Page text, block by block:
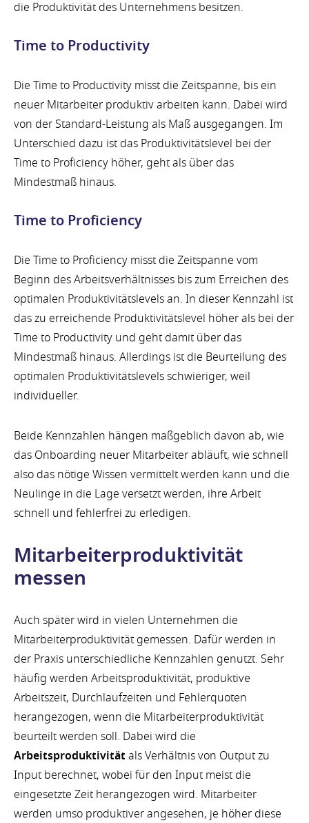
die Produktivität des Unternehmens besitzen.
Time to Productivity
Die Time to Productivity misst die Zeitspanne, bis ein
neuer Mitarbeiter produktiv arbeiten kann. Dabei wird
von der Standard-Leistung als Maß ausgegangen. Im
Unterschied dazu ist das Produktivitätslevel bei der
Time to Proficiency höher, geht als über das
Mindestmaß hinaus.
Time to Proficiency
Die Time to Proficiency misst die Zeitspanne vom
Beginn des Arbeitsverhältnisses bis zum Erreichen des
optimalen Produktivitätslevels an. In dieser Kennzahl ist
das zu erreichende Produktivitätslevel höher als bei der
Time to Productivity und geht damit über das
Mindestmaß hinaus. Allerdings ist die Beurteilung des
optimalen Produktivitätslevels schwieriger, weil
individueller.
Beide Kennzahlen hängen maßgeblich davon ab, wie
das Onboarding neuer Mitarbeiter abläuft, wie schnell
also das nötige Wissen vermittelt werden kann und die
Neulinge in die Lage versetzt werden, ihre Arbeit
schnell und fehlerfrei zu erledigen.
Mitarbeiterproduktivität
messen
Auch später wird in vielen Unternehmen die
Mitarbeiterproduktivität gemessen. Dafür werden in
der Praxis unterschiedliche Kennzahlen genutzt. Sehr
häufig werden Arbeitsproduktivität, produktive
Arbeitszeit, Durchlaufzeiten und Fehlerquoten
herangezogen, wenn die Mitarbeiterproduktivität
beurteilt werden soll. Dabei wird die
Arbeitsproduktivität als Verhältnis von Output zu
Input berechnet, wobei für den Input meist die
eingesetzte Zeit herangezogen wird. Mitarbeiter
werden umso produktiver angesehen, je höher diese